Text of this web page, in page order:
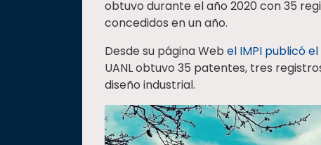
obtuvo durante el año 2020 con 35
concedidos en un año.
Desde su página Web el IMPI publicó
UANL obtuvo 35 patentes, tres
diseño industrial.